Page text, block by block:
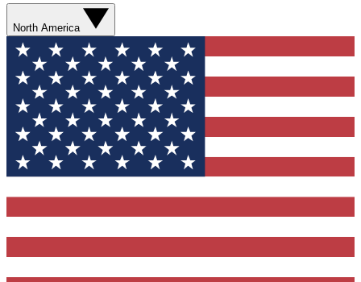
North America